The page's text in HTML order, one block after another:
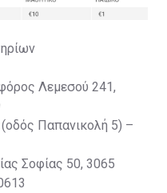
Λεμεσού 241,
Παπανικολή 5) –
Σοφίας 50, 3065